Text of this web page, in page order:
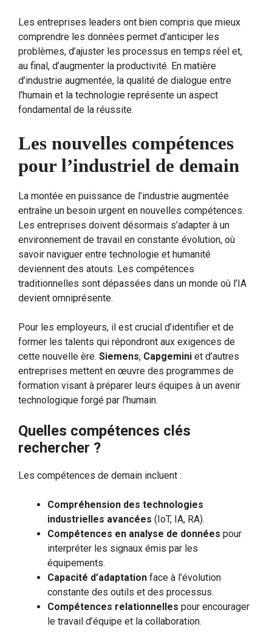
Les entreprises leaders ont bien compris que mieux
comprendre les données permet d’anticiper les
problèmes, d’ajuster les processus en temps réel et,
au final, d’augmenter la productivité. En matière
d’industrie augmentée, la qualité de dialogue entre
l’humain et la technologie représente un aspect
fondamental de la réussite.
Les nouvelles compétences
pour l’industriel de demain
La montée en puissance de l’industrie augmentée
entraîne un besoin urgent en nouvelles compétences.
Les entreprises doivent désormais s’adapter à un
environnement de travail en constante évolution, où
savoir naviguer entre technologie et humanité
deviennent des atouts. Les compétences
traditionnelles sont dépassées dans un monde où l’IA
devient omniprésente.
Pour les employeurs, il est crucial d’identifier et de
former les talents qui répondront aux exigences de
cette nouvelle ère. Siemens, Capgemini et d’autres
entreprises mettent en œuvre des programmes de
formation visant à préparer leurs équipes à un avenir
technologique forgé par l’humain.
Quelles compétences clés
rechercher ?
Les compétences de demain incluent :
Compréhension des technologies
industrielles avancées (IoT, IA, RA).
Compétences en analyse de données pour
interpréter les signaux émis par les
équipements.
Capacité d’adaptation face à l’évolution
constante des outils et des processus.
Compétences relationnelles pour encourager
le travail d’équipe et la collaboration.